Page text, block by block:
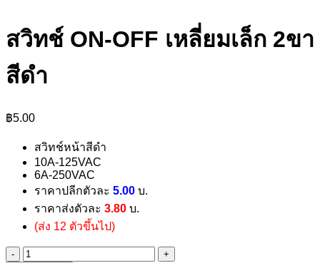
สวิทช์ ON-OFF เหลี่ยมเล็ก 2ขา
สีดำ
฿5.00
สวิทช์หน้าสีดำ
10A-125VAC
6A-250VAC
ราคาปลีกตัวละ 5.00 บ.
ราคาส่งตัวละ 3.80 บ.
(ส่ง 12 ตัวขึ้นไป)
จำนวน